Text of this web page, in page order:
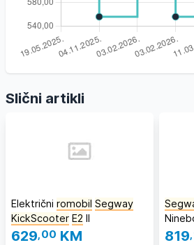
Slični artikli
Električni romobil Segway
KickScooter E2 II
629,00 KM 819